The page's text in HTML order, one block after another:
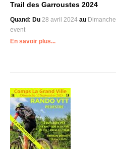
Trail des Garroustes 2024
Quand: Du 28 avril 2024 au Dimanche
event
En savoir plus...